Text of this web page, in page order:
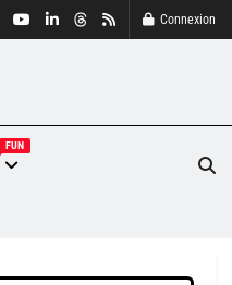
Connexion
FUN